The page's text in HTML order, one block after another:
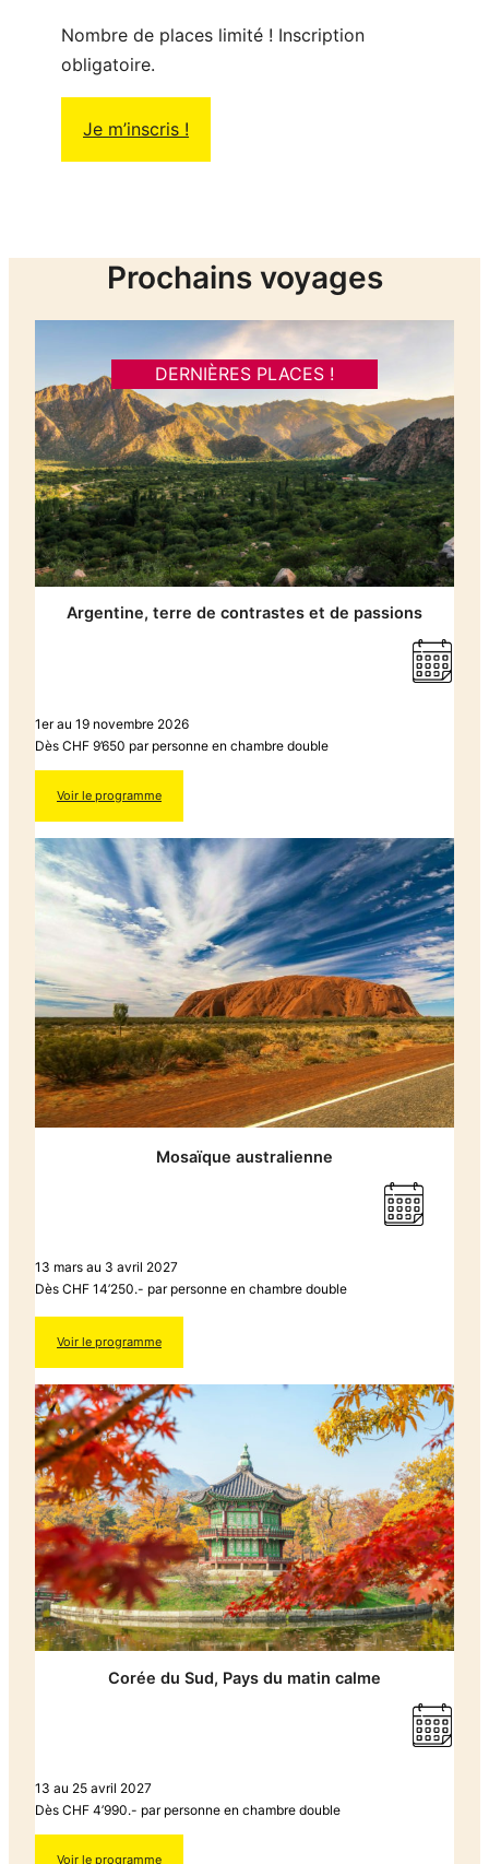
Nombre de places limité ! Inscription
obligatoire.
Je m’inscris !
Prochains voyages
DERNIÈRES PLACES !
Argentine, terre de contrastes et de passions
1er au 19 novembre 2026
Dès CHF 9’650 par personne en chambre double
Voir le programme
Mosaïque australienne
13 mars au 3 avril 2027
Dès CHF 14’250.- par personne en chambre double
Voir le programme
Corée du Sud, Pays du matin calme
13 au 25 avril 2027
Dès CHF 4’990.- par personne en chambre double
Voir le programme